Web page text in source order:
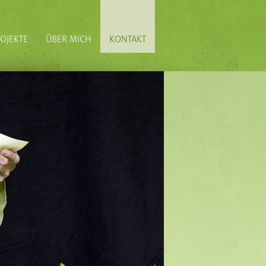
ZWEIFEL? MARIA
ÜBER MICH
PARTNER
KONTAKT
IMPRESSUM